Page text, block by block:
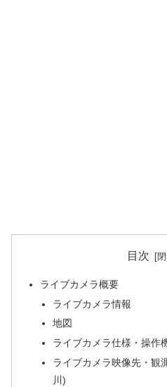
目次
ライブカメラ概要
ライブカメラ情報
地図
ライブカメラ仕様・操作
ライブカメラ映像先・観
川)